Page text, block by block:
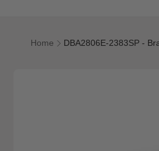
Home DBA2806E-2383SP -